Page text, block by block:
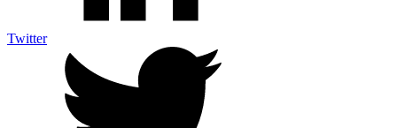
Twitter